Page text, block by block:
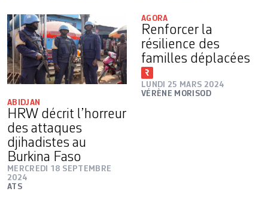
ABIDJAN
HRW décrit l’horreur
des attaques
djihadistes au
Burkina Faso
MERCREDI 18 SEPTEMBRE
2024
ATS
AGORA
Renforcer la
résilience des
familles déplacées
LUNDI 25 MARS 2024
VÉRÈNE MORISOD